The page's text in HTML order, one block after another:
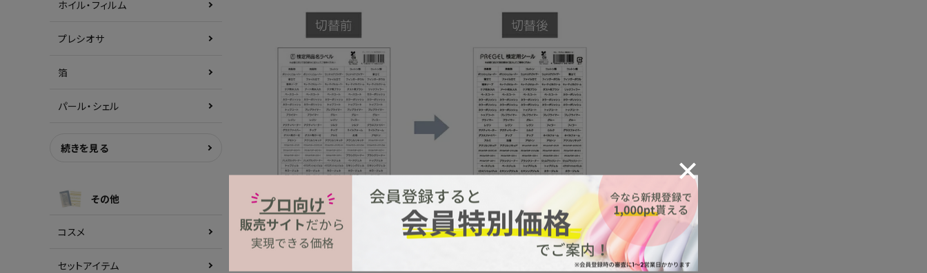
ホイル・フィルム
プレシオサ
箔
パール・シェル
続きを見る
その他
コスメ
セットアイテム